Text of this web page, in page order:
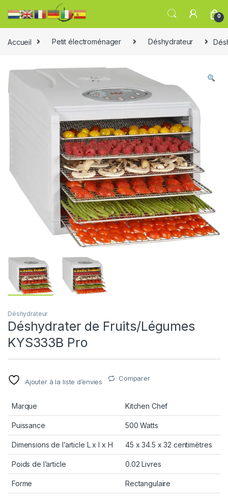
0
Accueil Petit électroménager Déshydrateur
Déshydrateur
Déshydrater de Fruits/Légumes
KYS333B Pro
Ajouter à la liste d’envies Comparer
Marque Kitchen Chef
Puissance 500 Watts
Dimensions de l’article L x l x H 45 x 34.5 x 32 centimètres
Poids de l’article 0.02 Livres
Forme Rectangulaire